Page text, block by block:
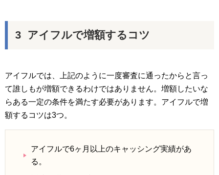
アイフルで増額するコツ
アイフルでは、上記のように一度審査に通ったからと言っ
て誰しもが増額できるわけではありません。増額したいな
らある一定の条件を満たす必要があります。アイフルで増
額するコツは3つ。
アイフルで6ヶ月以上のキャッシング実績があ
る。